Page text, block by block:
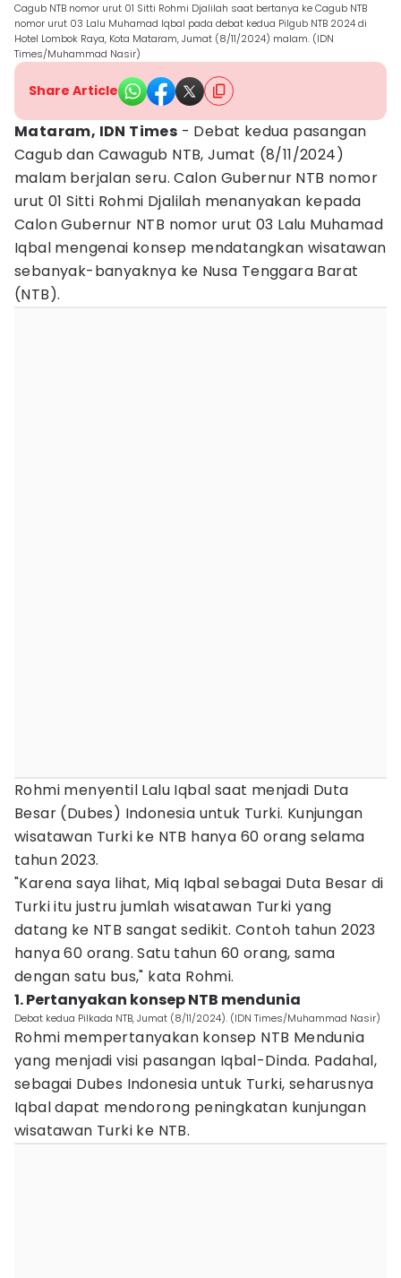
Cagub NTB nomor urut 01 Sitti Rohmi Djalilah saat bertanya ke Cagub NTB
nomor urut 03 Lalu Muhamad Iqbal pada debat kedua Pilgub NTB 2024 di
Hotel Lombok Raya, Kota Mataram, Jumat (8/11/2024) malam. (IDN
Times/Muhammad Nasir)
Share Article
Mataram, IDN Times - Debat kedua pasangan
Cagub dan Cawagub NTB, Jumat (8/11/2024)
malam berjalan seru. Calon Gubernur NTB nomor
urut 01 Sitti Rohmi Djalilah menanyakan kepada
Calon Gubernur NTB nomor urut 03 Lalu Muhamad
Iqbal mengenai konsep mendatangkan wisatawan
sebanyak-banyaknya ke Nusa Tenggara Barat
(NTB).
Rohmi menyentil Lalu Iqbal saat menjadi Duta
Besar (Dubes) Indonesia untuk Turki. Kunjungan
wisatawan Turki ke NTB hanya 60 orang selama
tahun 2023.
"Karena saya lihat, Miq Iqbal sebagai Duta Besar di
Turki itu justru jumlah wisatawan Turki yang
datang ke NTB sangat sedikit. Contoh tahun 2023
hanya 60 orang. Satu tahun 60 orang, sama
dengan satu bus," kata Rohmi.
1. Pertanyakan konsep NTB mendunia
Debat kedua Pilkada NTB, Jumat (8/11/2024). (IDN Times/Muhammad Nasir)
Rohmi mempertanyakan konsep NTB Mendunia
yang menjadi visi pasangan Iqbal-Dinda. Padahal,
sebagai Dubes Indonesia untuk Turki, seharusnya
Iqbal dapat mendorong peningkatan kunjungan
wisatawan Turki ke NTB.